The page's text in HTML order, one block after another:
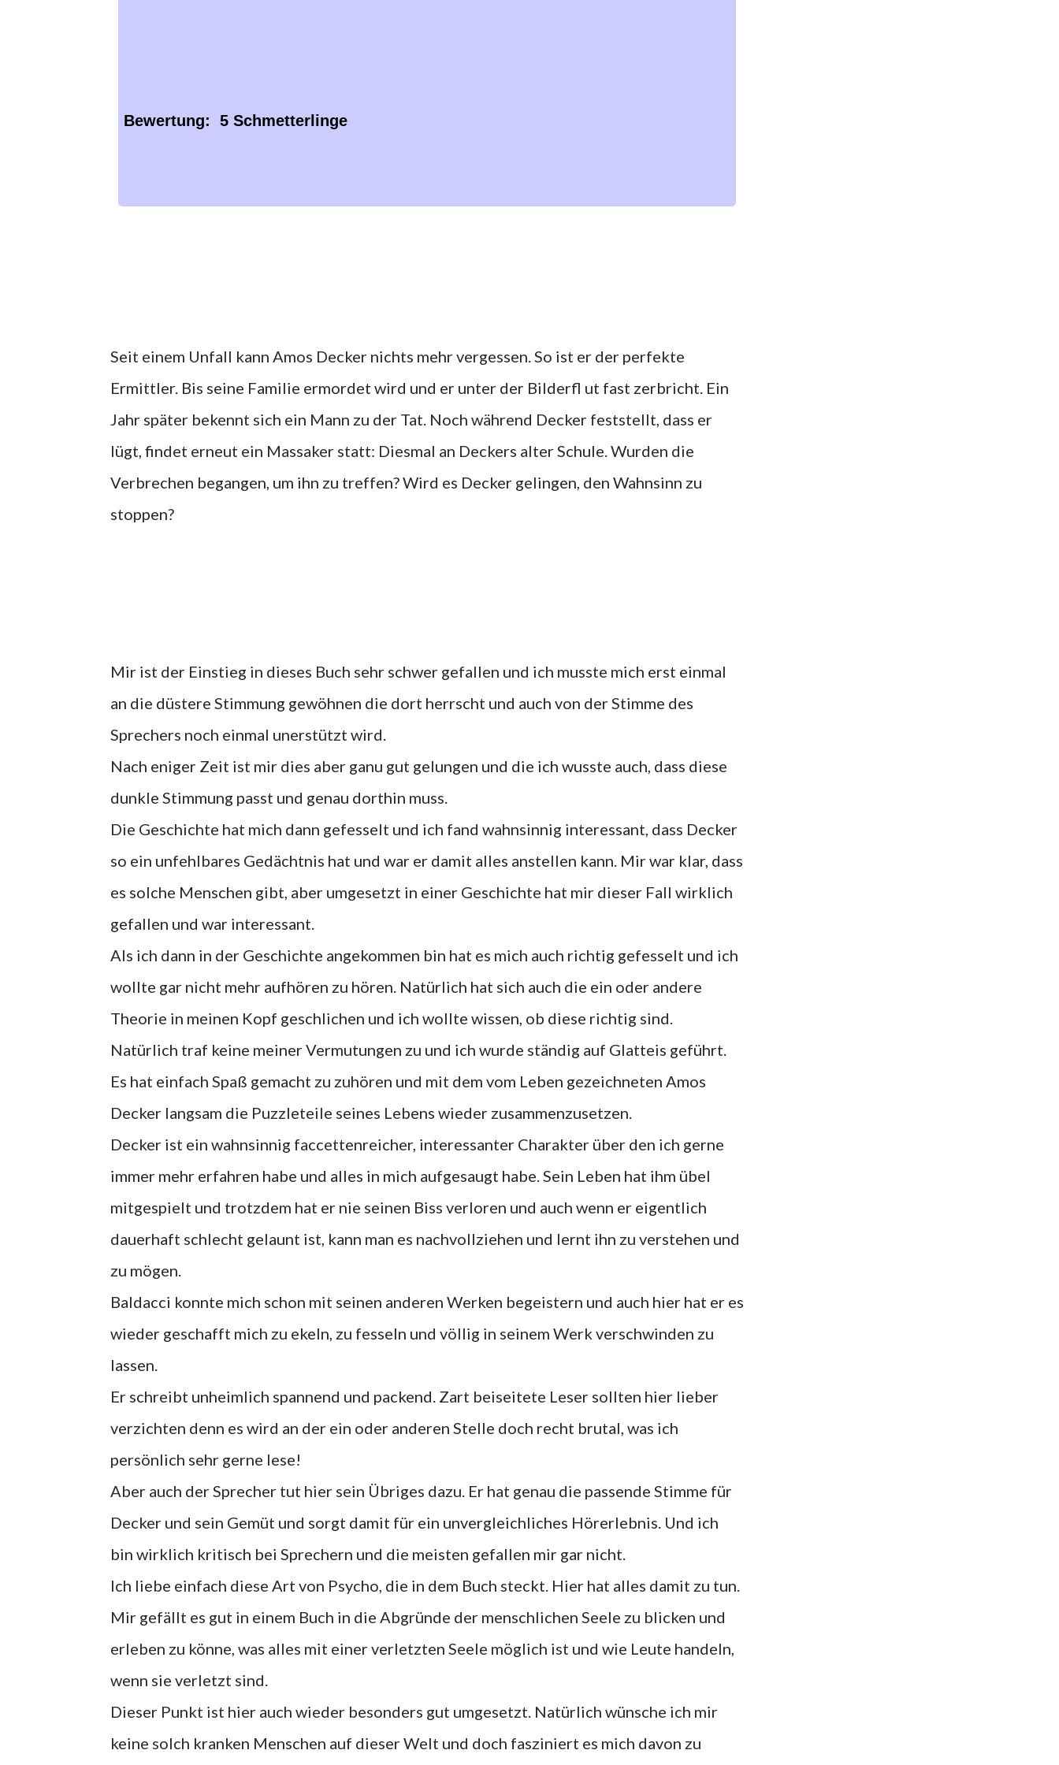
Bewertung: 5 Schmetterlinge
Seit einem Unfall kann Amos Decker nichts mehr vergessen. So ist er der perfekte
Ermittler. Bis seine Familie ermordet wird und er unter der Bilderfl ut fast zerbricht. Ein
Jahr später bekennt sich ein Mann zu der Tat. Noch während Decker feststellt, dass er
lügt, findet erneut ein Massaker statt: Diesmal an Deckers alter Schule. Wurden die
Verbrechen begangen, um ihn zu treffen? Wird es Decker gelingen, den Wahnsinn zu
stoppen?
Mir ist der Einstieg in dieses Buch sehr schwer gefallen und ich musste mich erst einmal
an die düstere Stimmung gewöhnen die dort herrscht und auch von der Stimme des
Sprechers noch einmal unerstützt wird.
Nach eniger Zeit ist mir dies aber ganu gut gelungen und die ich wusste auch, dass diese
dunkle Stimmung passt und genau dorthin muss.
Die Geschichte hat mich dann gefesselt und ich fand wahnsinnig interessant, dass Decker
so ein unfehlbares Gedächtnis hat und war er damit alles anstellen kann. Mir war klar, dass
es solche Menschen gibt, aber umgesetzt in einer Geschichte hat mir dieser Fall wirklich
gefallen und war interessant.
Als ich dann in der Geschichte angekommen bin hat es mich auch richtig gefesselt und ich
wollte gar nicht mehr aufhören zu hören. Natürlich hat sich auch die ein oder andere
Theorie in meinen Kopf geschlichen und ich wollte wissen, ob diese richtig sind.
Natürlich traf keine meiner Vermutungen zu und ich wurde ständig auf Glatteis geführt.
Es hat einfach Spaß gemacht zu zuhören und mit dem vom Leben gezeichneten Amos
Decker langsam die Puzzleteile seines Lebens wieder zusammenzusetzen.
Decker ist ein wahnsinnig faccettenreicher, interessanter Charakter über den ich gerne
immer mehr erfahren habe und alles in mich aufgesaugt habe. Sein Leben hat ihm übel
mitgespielt und trotzdem hat er nie seinen Biss verloren und auch wenn er eigentlich
dauerhaft schlecht gelaunt ist, kann man es nachvollziehen und lernt ihn zu verstehen und
zu mögen.
Baldacci konnte mich schon mit seinen anderen Werken begeistern und auch hier hat er es
wieder geschafft mich zu ekeln, zu fesseln und völlig in seinem Werk verschwinden zu
lassen.
Er schreibt unheimlich spannend und packend. Zart beiseitete Leser sollten hier lieber
verzichten denn es wird an der ein oder anderen Stelle doch recht brutal, was ich
persönlich sehr gerne lese!
Aber auch der Sprecher tut hier sein Übriges dazu. Er hat genau die passende Stimme für
Decker und sein Gemüt und sorgt damit für ein unvergleichliches Hörerlebnis. Und ich
bin wirklich kritisch bei Sprechern und die meisten gefallen mir gar nicht.
Ich liebe einfach diese Art von Psycho, die in dem Buch steckt. Hier hat alles damit zu tun.
Mir gefällt es gut in einem Buch in die Abgründe der menschlichen Seele zu blicken und
erleben zu könne, was alles mit einer verletzten Seele möglich ist und wie Leute handeln,
wenn sie verletzt sind.
Dieser Punkt ist hier auch wieder besonders gut umgesetzt. Natürlich wünsche ich mir
keine solch kranken Menschen auf dieser Welt und doch fasziniert es mich davon zu